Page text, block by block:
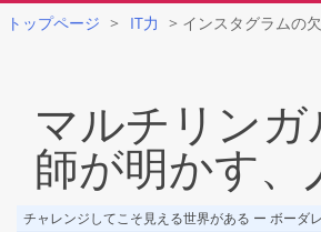
トップページ > IT力 > インスタグラムの
マルチリン
師が明かす
チャレンジしてこそ見える世界がある ー ボーダ